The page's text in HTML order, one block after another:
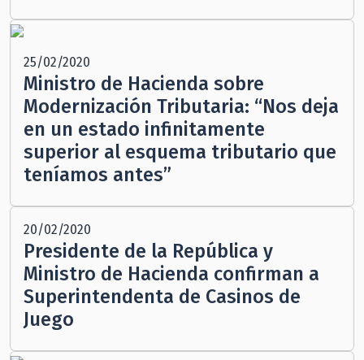
25/02/2020
Ministro de Hacienda sobre
Modernización Tributaria: “Nos deja
en un estado infinitamente
superior al esquema tributario que
teníamos antes”
20/02/2020
Presidente de la República y
Ministro de Hacienda confirman a
Superintendenta de Casinos de
Juego